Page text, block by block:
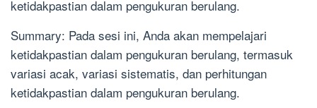
ketidakpastian dalam pengukuran berulang.
Summary: Pada sesi ini, Anda akan mempelajari
ketidakpastian dalam pengukuran berulang, termasuk
variasi acak, variasi sistematis, dan perhitungan
ketidakpastian dalam pengukuran berulang.